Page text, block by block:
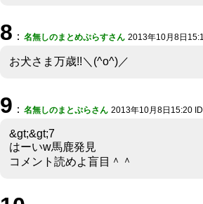
8 ： 名無しのまとめぷらすさん 2013年10月8日
お犬さま万歳!!＼(^o^)／
9 ： 名無しのまとぷらさん 2013年10月8日15:20
&gt;&gt;7
はーいw馬鹿発見
コメント読めよ盲目＾＾